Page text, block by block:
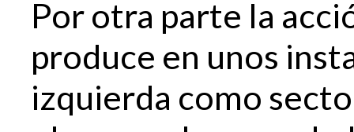
Por otra parte la
produce en unos
izquierda como